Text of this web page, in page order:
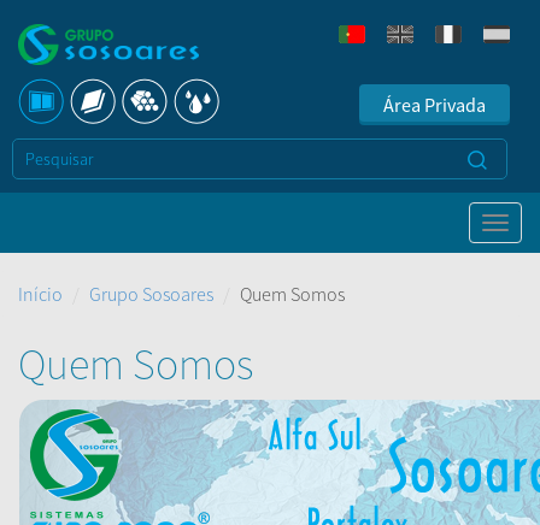
Área Privada
Início Grupo Sosoares Quem Somos
Quem Somos